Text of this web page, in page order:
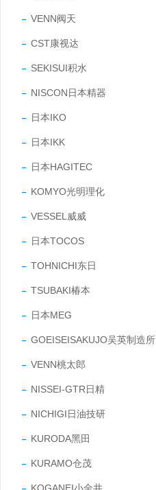
VENN阀天
CST康视达
SEKISUI积水
NISCON日本精器
日本IKO
日本IKK
日本HAGITEC
KOMYO光明理化
VESSEL威威
日本TOCOS
TOHNICHI东日
TSUBAKI椿本
日本MEG
GOEISEISAKUJO吴英制造所
VENN桃太郎
NISSEI-GTR日精
NICHIGI日油技研
KURODA黑田
KURAMO仓茂